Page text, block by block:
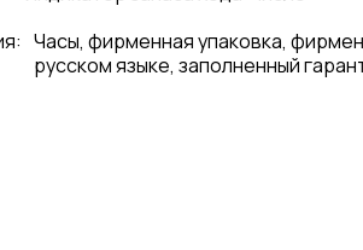
Часы, фирменная упаковка,
русском языке, заполненный